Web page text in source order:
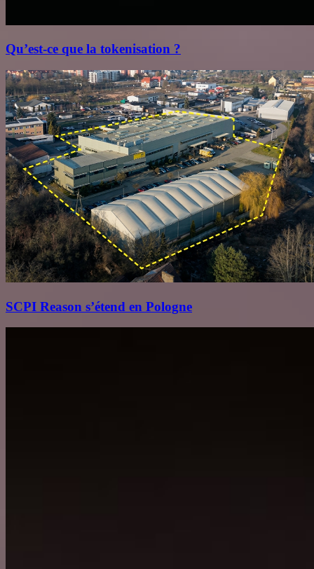
Qu’est‑ce que la tokenisation ?
SCPI Reason s’étend en Pologne